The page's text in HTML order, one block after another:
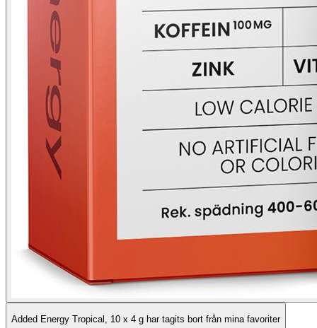
Added Energy Tropical, 10 x 4 g har tagits bort från mina favoriter